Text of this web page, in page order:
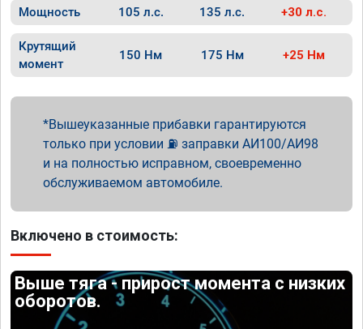
Мощность 105 л.с. 135 л.с. +30 л.с.
Крутящий
момент
150 Нм 175 Нм +25 Нм
Вышеуказанные прибавки гарантируются
только при условии ⛽ заправки АИ100/АИ98
и на полностью исправном, своевременно
обслуживаемом автомобиле.
Включено в стоимость:
Выше тяга - прирост момента с низких
оборотов.